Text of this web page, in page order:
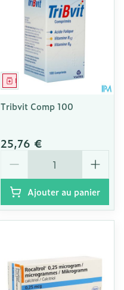
Médicament
Tribvit Comp 100
25,76 €
Ajouter au panier